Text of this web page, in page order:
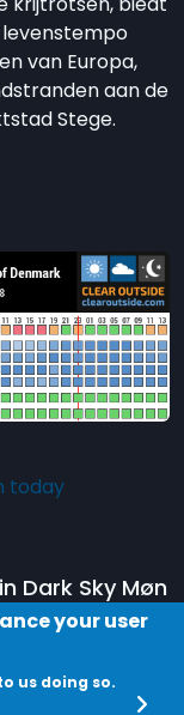
van Europa,
aan de
Stege.
Dark Sky Møn
in hetDark
your user
us doing so.